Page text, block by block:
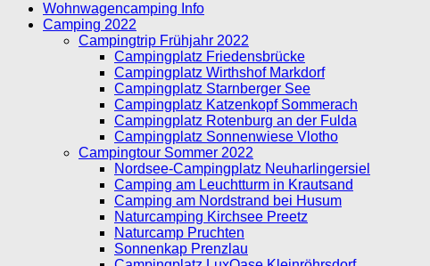
Wohnwagencamping Info
Camping 2022
Campingtrip Frühjahr 2022
Campingplatz Friedensbrücke
Campingplatz Wirthshof Markdorf
Campingplatz Starnberger See
Campingplatz Katzenkopf Sommerach
Campingplatz Rotenburg an der Fulda
Campingplatz Sonnenwiese Vlotho
Campingtour Sommer 2022
Nordsee-Campingplatz Neuharlingersiel
Camping am Leuchtturm in Krautsand
Camping am Nordstrand bei Husum
Naturcamping Kirchsee Preetz
Naturcamp Pruchten
Sonnenkap Prenzlau